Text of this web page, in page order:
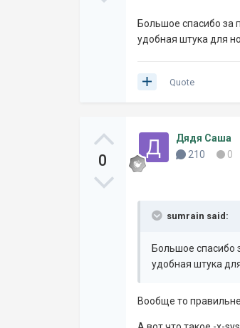
Большое спасибо за
удобная штука для
Quote
0
Дядя Саша
210
0
sumrain said:
Большое спасибо
удобная штука
Вообще то